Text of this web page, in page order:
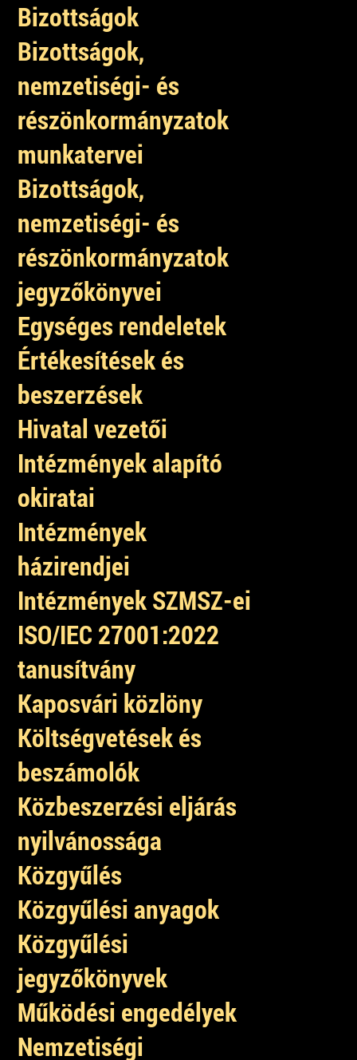
Bizottságok
Bizottságok,
nemzetiségi- és
részönkormányzatok
munkatervei
Bizottságok,
nemzetiségi- és
részönkormányzatok
jegyzőkönyvei
Egységes rendeletek
Értékesítések és
beszerzések
Hivatal vezetői
Intézmények alapító
okiratai
Intézmények
házirendjei
Intézmények SZMSZ-ei
ISO/IEC 27001:2022
tanusítvány
Kaposvári közlöny
Költségvetések és
beszámolók
Közbeszerzési eljárás
nyilvánossága
Közgyűlés
Közgyűlési anyagok
Közgyűlési
jegyzőkönyvek
Működési engedélyek
Nemzetiségi